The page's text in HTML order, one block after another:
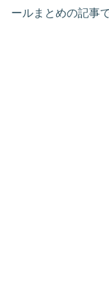
ールまとめの記事